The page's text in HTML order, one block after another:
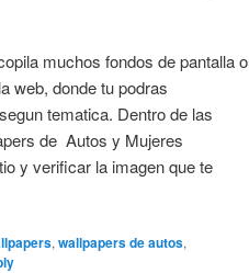
muchos fondos de pantalla o
web, donde tu podras
tematica. Dentro de las
de Autos y Mujeres
y verificar la imagen que te
,wallpapers de autos,